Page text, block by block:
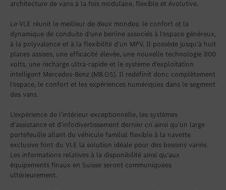
Favoriser le lieu
Winterthur
Favoriser le lieu
Zollikon
Favoriser le lieu
Zürich-Nord
Favoriser le lieu
Zürich-Seefeld
architecture de vans à la fois modulaire, flexible et évolutive.
Le VLE réunit le meilleur de deux mondes: le confort et la
dynamique de conduite d’une berline associés à l’espace généreux,
à la polyvalence et à la flexibilité d’un MPV. Il possède jusqu’à huit
places assises, une efficacité élevée, une nouvelle technologie 800
volts, une recharge ultra-rapide et le système d’exploitation
intelligent Mercedes-Benz (MB.OS). Il redéfinit donc complètement
l’espace, le confort et les expériences numériques dans le segment
des vans.
L’expérience de l’intérieur exceptionnelle, les systèmes
d’assistance et d’infodivertissement dernier cri ainsi qu’un large
portefeuille allant du véhicule familial flexible à la navette
exclusive font du VLE la solution idéale pour des besoins variés.
Les informations relatives à la disponibilité ainsi qu’aux
équipements finaux en Suisse seront communiquées
ultérieurement.